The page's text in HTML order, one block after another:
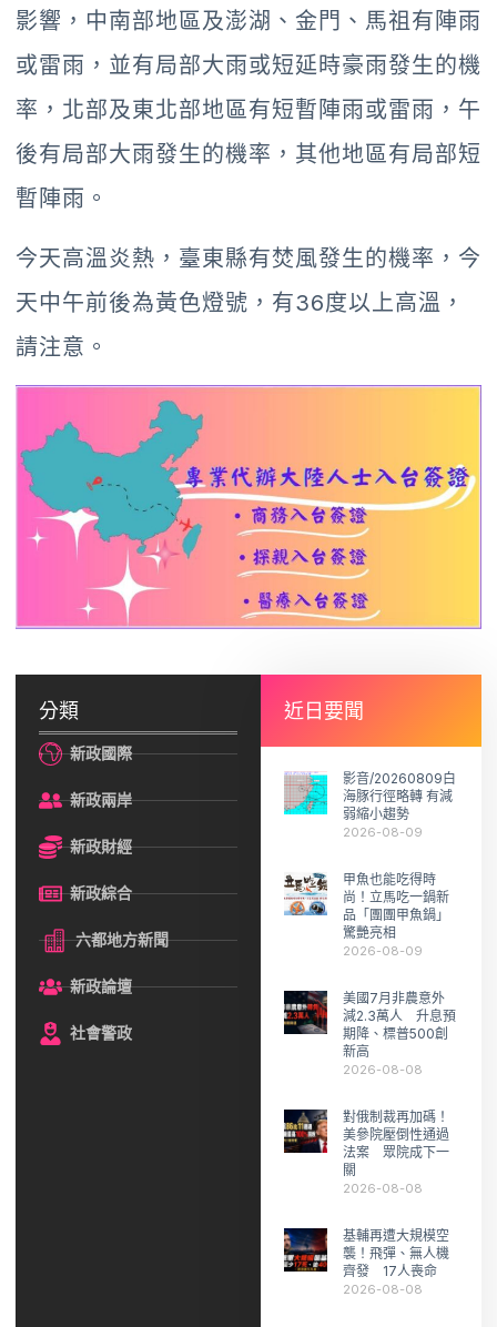
影響，中南部地區及澎湖、金門、馬祖有陣雨
或雷雨，並有局部大雨或短延時豪雨發生的機
率，北部及東北部地區有短暫陣雨或雷雨，午
後有局部大雨發生的機率，其他地區有局部短
暫陣雨。
今天高溫炎熱，臺東縣有焚風發生的機率，今
天中午前後為黃色燈號，有36度以上高溫，
請注意。
分類
新政國際
新政兩岸
新政財經
新政綜合
六都地方新聞
新政論壇
社會警政
近日要聞
影音/20260809白
海豚行徑略轉 有減
弱縮小趨勢
2026-08-09
甲魚也能吃得時
尚！立馬吃一鍋新
品「團團甲魚鍋」
驚艷亮相
2026-08-09
美國7月非農意外
減2.3萬人 升息預
期降、標普500創
新高
2026-08-08
對俄制裁再加碼！
美參院壓倒性通過
法案 眾院成下一
關
2026-08-08
基輔再遭大規模空
襲！飛彈、無人機
齊發 17人喪命
2026-08-08